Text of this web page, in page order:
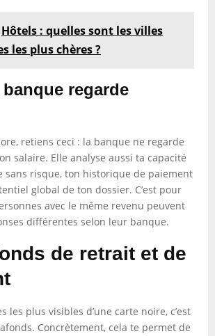
Hôtels : quelles sont les villes
les plus chères ?
regarde
retiens ceci : la banque ne regarde
salaire. Elle analyse aussi ta capacité
sans risque, ton historique de paiement
global de ton dossier. C’est pour
avec le même revenu peuvent
différentes selon leur banque.
de retrait et de
les plus visibles d’une carte noire, c’est
Concrètement, cela te permet de